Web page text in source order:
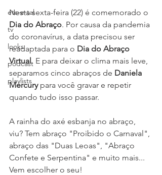
etc-e-tal
tv
looks
podcast
playlists
Nesta sexta-feira (22) é comemorado o
Dia do Abraço. Por causa da pandemia
do coronavírus, a data precisou ser
readaptada para o Dia do Abraço
Virtual. E para deixar o clima mais leve,
separamos cinco abraços de Daniela
Mercury para você gravar e repetir
quando tudo isso passar.
A rainha do axé esbanja no abraço,
viu? Tem abraço "Proibido o Carnaval",
abraço das "Duas Leoas", "Abraço
Confete e Serpentina" e muito mais...
Vem escolher o seu!